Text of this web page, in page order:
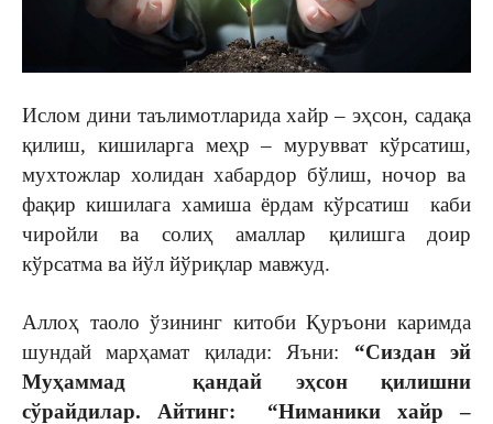
Ислом дини таълимотларида хайр – эҳсон, садақа
қилиш, кишиларга меҳр – мурувват кўрсатиш,
мухтожлар холидан хабардор бўлиш, ночор ва
фақир кишилага хамиша ёрдам кўрсатиш каби
чиройли ва солиҳ амаллар қилишга доир
кўрсатма ва йўл йўриқлар мавжуд.
Аллоҳ таоло ўзининг китоби Қуръони каримда
шундай марҳамат қилади: Яъни: “Сиздан эй
Муҳаммад қандай эҳсон қилишни
сўрайдилар. Айтинг: “Ниманики хайр –